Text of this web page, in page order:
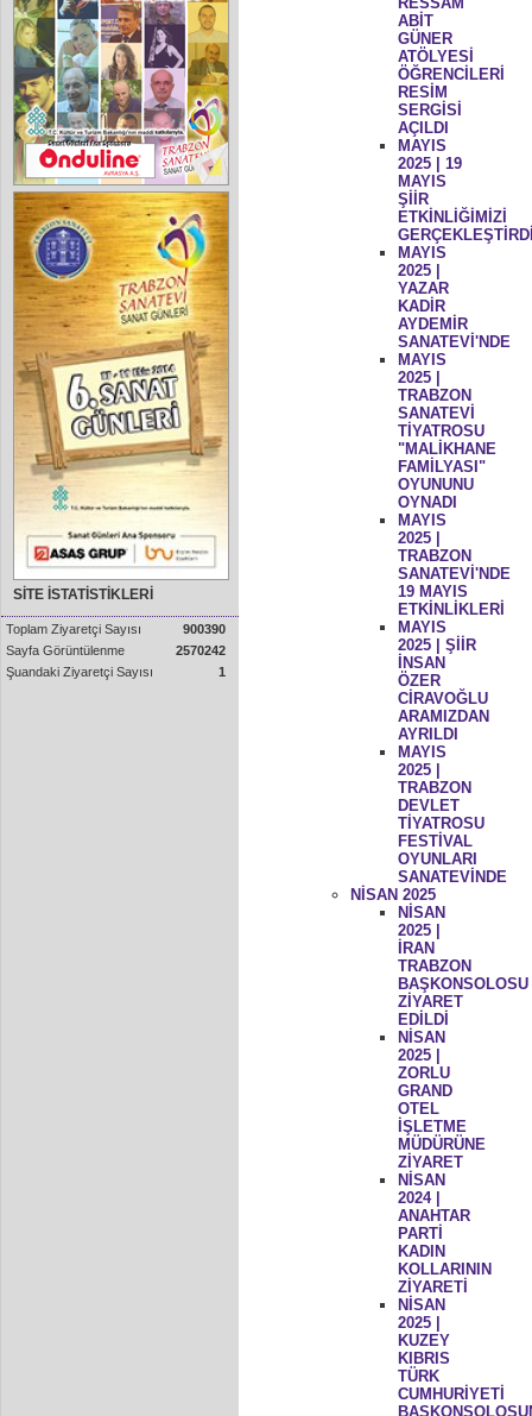
SİTE İSTATİSTİKLERİ
Toplam Ziyaretçi Sayısı
900390
Sayfa Görüntülenme
2570242
Şuandaki Ziyaretçi Sayısı
1
ABİT
GÜNER
ATÖLYESİ
ÖĞRENCİLERİ
RESİM
SERGİSİ
AÇILDI
MAYIS
2025 | 19
MAYIS
ŞİİR
ETKİNLİĞİMİZİ
MAYIS
2025 |
YAZAR
KADİR
AYDEMİR
SANATEVİ'NDE
MAYIS
2025 |
TRABZON
SANATEVİ
TİYATROSU
"MALİKHANE
FAMİLYASI"
OYUNUNU
OYNADI
MAYIS
2025 |
TRABZON
SANATEVİ'NDE
19 MAYIS
ETKİNLİKLERİ
MAYIS
2025 | ŞİİR
İNSAN
ÖZER
CİRAVOĞLU
ARAMIZDAN
AYRILDI
MAYIS
2025 |
TRABZON
DEVLET
TİYATROSU
FESTİVAL
OYUNLARI
SANATEVİNDE
NİSAN 2025
NİSAN
2025 |
İRAN
TRABZON
BAŞKONSOLOSU
ZİYARET
EDİLDİ
NİSAN
2025 |
ZORLU
GRAND
OTEL
İŞLETME
MÜDÜRÜNE
ZİYARET
NİSAN
2024 |
ANAHTAR
PARTİ
KADIN
KOLLARININ
ZİYARETİ
NİSAN
2025 |
KUZEY
KIBRIS
TÜRK
CUMHURİYETİ